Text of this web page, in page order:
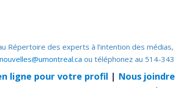
Répertoire des experts à l’intention des
nouvelles@umontreal.ca ou téléphonez au 514-
ligne pour votre profil | Nous joindre